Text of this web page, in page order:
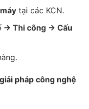
tại các KCN.
→ Thi công → Cấu
pháp công nghệ